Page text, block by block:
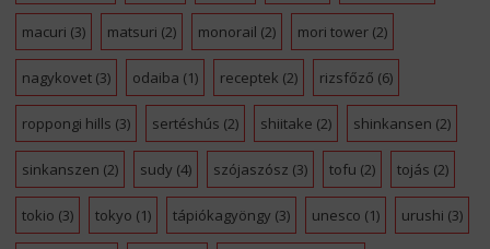
macuri (3) matsuri (2) monorail (2) mori tower(2)
nagykovet(3) odaiba (1) receptek (2) rizsfőző (6)
roppongi hills (3) sertéshús (2) shiitake (2) shinkansen (2)
sinkanszen (2) sudy (4) szójaszósz (3) tofu (2) tojás (2)
tokio (3) tokyo (1) tápiókagyöngy (3) unesco (1) urushi (3)